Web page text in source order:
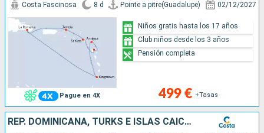
Pague en 4X
Costa Fascinosa 8 d Pointe a pitre(Guadalupe) 02/12/2027
499 € +Tasas
Niños gratis hasta los 17 años
Club niños desde los 3 años
Pensión completa
REP. DOMINICANA, TURKS E ISLAS CAICOS